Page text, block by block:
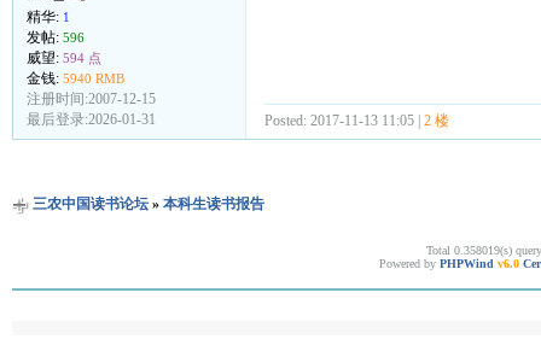
精华: 1
发帖: 596
威望: 594 点
金钱: 5940 RMB
注册时间:2007-12-15
最后登录:2026-01-31
Posted: 2017-11-13 11:05 | 2 楼
三农中国读书论坛» 本科生读书报告
Total 0.358019(s)
Powered by PHPWind v6.0